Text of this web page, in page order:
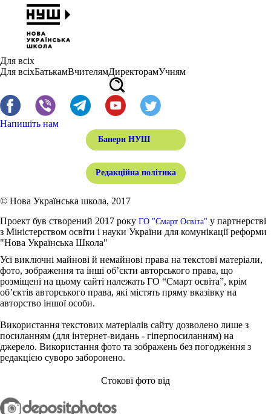
Для всіх
Для всіхБатькамВчителямДиректорамУчням
Напишіть нам
Банери НУШ
Редакційна політика
© Нова Українська школа, 2017
Проект був створений 2017 року ГО "Смарт Освіта" у партнерстві
з Міністерством освіти і науки України для комунікації реформи
"Нова Українська Школа"
Усі виключні майнові й немайнові права на текстові матеріали,
фото, зображення та інші об’єкти авторського права, що
розміщені на цьому сайті належать ГО “Смарт освіта”, крім
об’єктів авторського права, які містять пряму вказівку на
авторство іншої особи.
Використання текстових матеріалів сайту дозволено лише з
посиланням (для інтернет-видань - гіперпосиланням) на
джерело. Використання фото та зображень без погодження з
редакцією суворо заборонено.
Стокові фото від